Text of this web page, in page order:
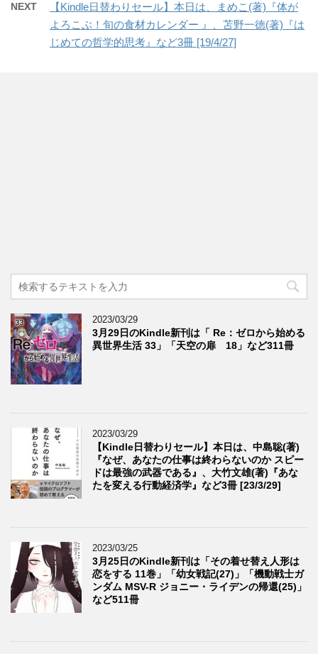
NEXT
【Kindle日替わりセール】本日は、まめこ(著)『体が
よろこぶ！旬の食材カレンダー 』、苫野一徳(著)『は
じめての哲学的思考』など3冊 [19/4/27]
2023/03/29
3月29日のKindle新刊は「 Re：ゼロから始める
異世界生活 33」「天空の扉 18」など311冊
2023/03/29
【Kindle日替わりセール】本日は、中島聡(著)
『なぜ、あなたの仕事は終わらないのか スピー
ドは最強の武器である』、大竹文雄(著)『あな
たを変える行動経済学』など3冊 [23/3/29]
2023/03/25
3月25日のKindle新刊は「その着せ替え人形は
恋をする 11巻」「幼女戦記(27)」「機動戦士ガ
ンダム MSV-R ジョニー・ライデンの帰還(25)」
など511冊